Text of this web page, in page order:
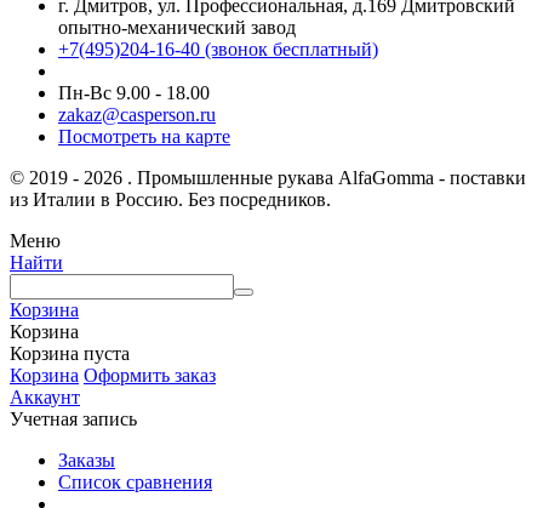
г. Дмитров, ул. Профессиональная, д.169 Дмитровский
опытно-механический завод
+7(495)204-16-40 (звонок бесплатный)
Пн-Вс 9.00 - 18.00
zakaz@casperson.ru
Посмотреть на карте
© 2019 - 2026 . Промышленные рукава AlfaGomma - поставки
из Италии в Россию. Без посредников.
Меню
Найти
Корзина
Корзина
Корзина пуста
Корзина Оформить заказ
Аккаунт
Учетная запись
Заказы
Список сравнения